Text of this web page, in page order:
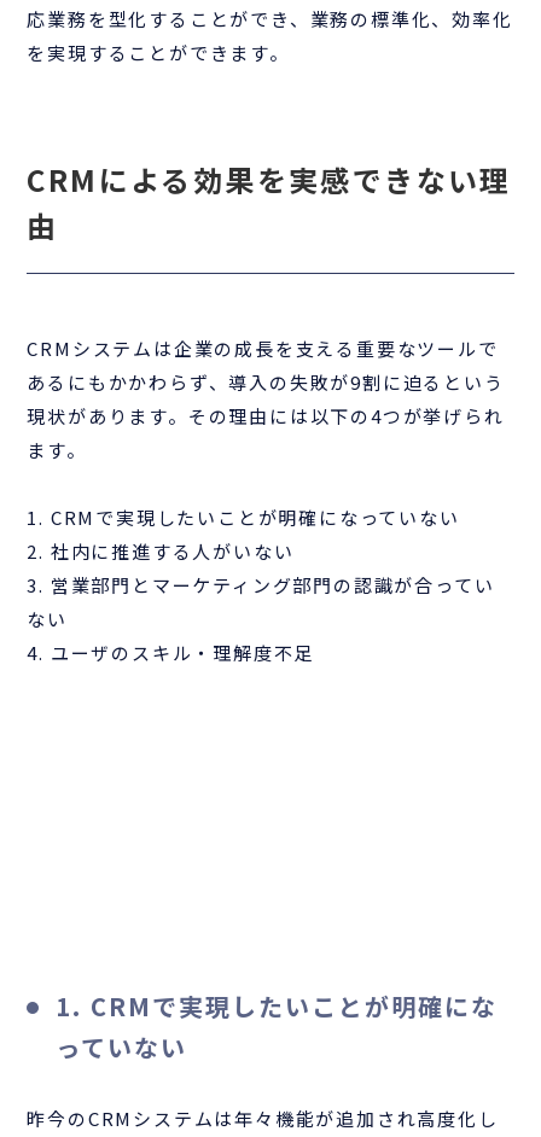
応業務を型化することができ、業務の標準化、効率化
を実現することができます。
CRMによる効果を実感できない理
由
CRMシステムは企業の成長を支える重要なツールで
あるにもかかわらず、導入の失敗が9割に迫るという
現状があります。その理由には以下の4つが挙げられ
ます。
1. CRMで実現したいことが明確になっていない
2. 社内に推進する人がいない
3. 営業部門とマーケティング部門の認識が合ってい
ない
4. ユーザのスキル・理解度不足
1. CRMで実現したいことが明確にな
っていない
昨今のCRMシステムは年々機能が追加され高度化し